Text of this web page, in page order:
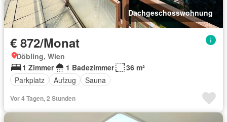
Dachgeschosswohnung
€ 872/Monat
Döbling, Wien
1 Zimmer
1 Badezimmer
36 m²
Parkplatz
Aufzug Sauna
Vor 4 Tagen, 2 Stunden